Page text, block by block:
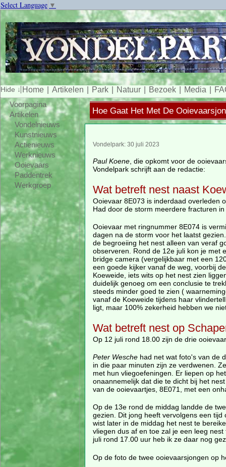
Select Language ▼
Home Artikelen Park Natuur Bezoek Media
Voorpagina
Artikelen
Vondelnieuws
Kunstnieuws
Actienieuws
Werknieuws
Ooievaars
Paddentrek
Werkgroep
Hoe Gaat Het Met De
Vondelpark: 30 juli 2023
Paul Koene, die opkomt voor de
Vondelpark schrijft aan de redactie:
Wat betreft nest naast
Ooievaar 8E073 is inderdaad overleden
Had door de storm meerdere fracturen
Ooievaar met ringnummer 8E074 is
dagen na de storm voor het laatst
de begroeiing het nest alleen van veraf
observeren. Rond de 12e juli kon je met
bridge camera (vergelijkbaar met een
een goede kijker vanaf de weg, voorbij
Koeweide, iets wits op het nest zien
duidelijk genoeg om een conclusie te
steeds minder goed te zien (
vanaf de Koeweide tijdens haar
ligt, maar 100% zekerheid hebben we
Wat betreft nest op
Op 12 juli rond 18.00 zijn de drie
Peter Weschehad net wat foto's van de
in die paar minuten zijn ze verdwenen.
met hun vliegoefeningen. Er liepen op
onaannemelijk dat die te dicht bij het
van de ooievaartjes, 8E071, met een
Op de 13e rond de middag landde de
gezien. Dit jong heeft vervolgens een
wist later in de middag het nest te
vliegen dus af en toe zal je een leeg
juli rond 17.00 uur heb ik ze daar nog
Op de foto de twee ooievaarsjongen op